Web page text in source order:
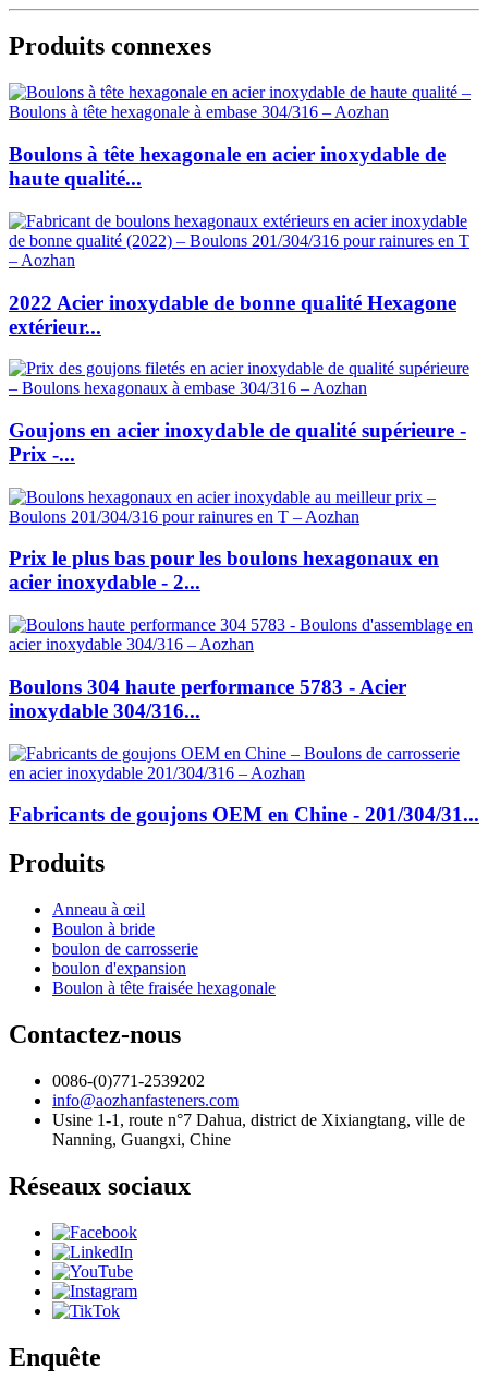
Produits connexes
Boulons à tête hexagonale en acier inoxydable de
haute qualité...
2022 Acier inoxydable de bonne qualité Hexagone
extérieur...
Goujons en acier inoxydable de qualité supérieure -
Prix -...
Prix le plus bas pour les boulons hexagonaux en
acier inoxydable - 2...
Boulons 304 haute performance 5783 - Acier
inoxydable 304/316...
Fabricants de goujons OEM en Chine - 201/304/31...
Produits
Anneau à œil
Boulon à bride
boulon de carrosserie
boulon d'expansion
Boulon à tête fraisée hexagonale
Contactez-nous
0086-(0)771-2539202
info@aozhanfasteners.com
Usine 1-1, route n°7 Dahua, district de Xixiangtang, ville de
Nanning, Guangxi, Chine
Réseaux sociaux
Enquête